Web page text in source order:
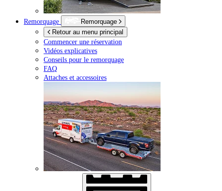
Remorquage
Remorquage
Retour au menu principal
Commencer une réservation
Vidéos explicatives
Conseils pour le remorquage
FAQ
Attaches et accessoires